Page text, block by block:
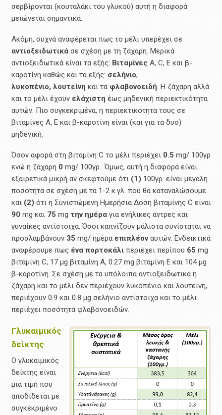
σερβίρονται (κουταλάκι του γλυκού) αυτή η διαφορά
μειώνεται σημαντικά.
Ακόμη, συχνά αναφέρεται πως το μέλι υπερέχει σε
αντιοξειδωτικάσε σχέση με τη ζάχαρη. Μερικά
αντιοξειδωτικά είναι τα εξής: Βιταμίνες A, C, E και β-
καροτίνη καθώς και τα εξής: σελήνιο,
λυκοπένιo, λουτείνη και τα φλαβονοειδή. H ζάχαρη αλλά
και το μέλι έχουν ελάχιστη έως μηδενική περιεκτικότητα
αυτών. Πιο συγκεκριμένα, η περιεκτικότητα τους σε
βιταμίνες Α, Ε και β-καροτίνη είναι (και για τα δυο)
μηδενική.
Όσον αφορά στη βιταμίνη C το μέλι περιέχει 0.5 mg/ 100γρ
ενώ η ζάχαρη 0 mg/ 100γρ.. Όμως, αυτή η διαφορά είναι
εξαιρετικά μικρή αν σκεφτούμε ότι (1) 100γρ. είναι μεγάλη
ποσότητα σε σχέση με τα 1-2 κ.γλ. που θα καταναλώσουμε
και (2) ότι η Συνιστώμενη Ημερήσια Δόση βιταμίνης C είναι
90mg και 75 mg την ημέραγια ενήλικες άντρες και
γυναίκες αντίστοιχα. Όσοι καπνίζουν μάλιστα συνίσταται να
προσλαμβάνουν 35 mg/ ημέρα επιπλέοναυτών. Ενδεικτικά
αναφέρουμε πως ένα πορτοκάλιπεριέχει περίπου 65 mg
βιταμίνη C, 17 μg βιταμίνη Α, 0.27 mg βιταμίνη Ε και 104 μg
β-καροτίνη. Σε σχέση με τα υπόλοιπα αντιοξειδωτικά η
ζάχαρη και το μέλι δεν περιέχουν λυκοπένιο και λουτείνη,
περιέχουν 0.9 και 0.8 μg σελήνιο αντίστοιχα και το μέλι
περιέχει ποσότητα φλαβονοειδών.
Γλυκαιμικός
δείκτης
Ο γλυκαιμικός
δείκτης είναι
μια τιμή που
αποδίδεται με
συγκεκριμένο